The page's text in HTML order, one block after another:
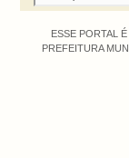
ESSE PORTAL
PREFEITURA